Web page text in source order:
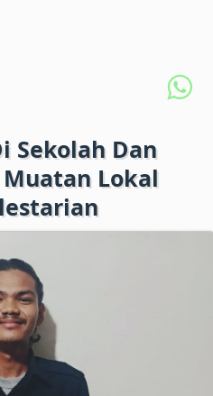
Sekolah Dan
Lokal